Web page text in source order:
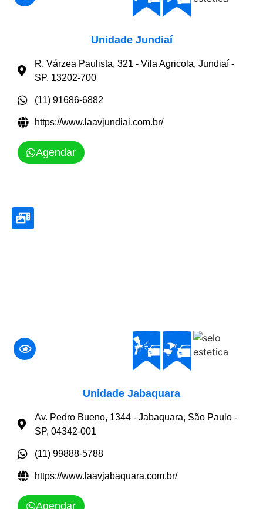
Unidade Jundiaí
R. Várzea Paulista, 321 - Vila Agricola, Jundiaí -
SP, 13202-700
(11) 91686-6882
https://www.laavjundiai.com.br/
Agendar
Unidade Jabaquara
Av. Pedro Bueno, 1344 - Jabaquara, São Paulo -
SP, 04342-001
(11) 99888-5788
https://www.laavjabaquara.com.br/
Agendar